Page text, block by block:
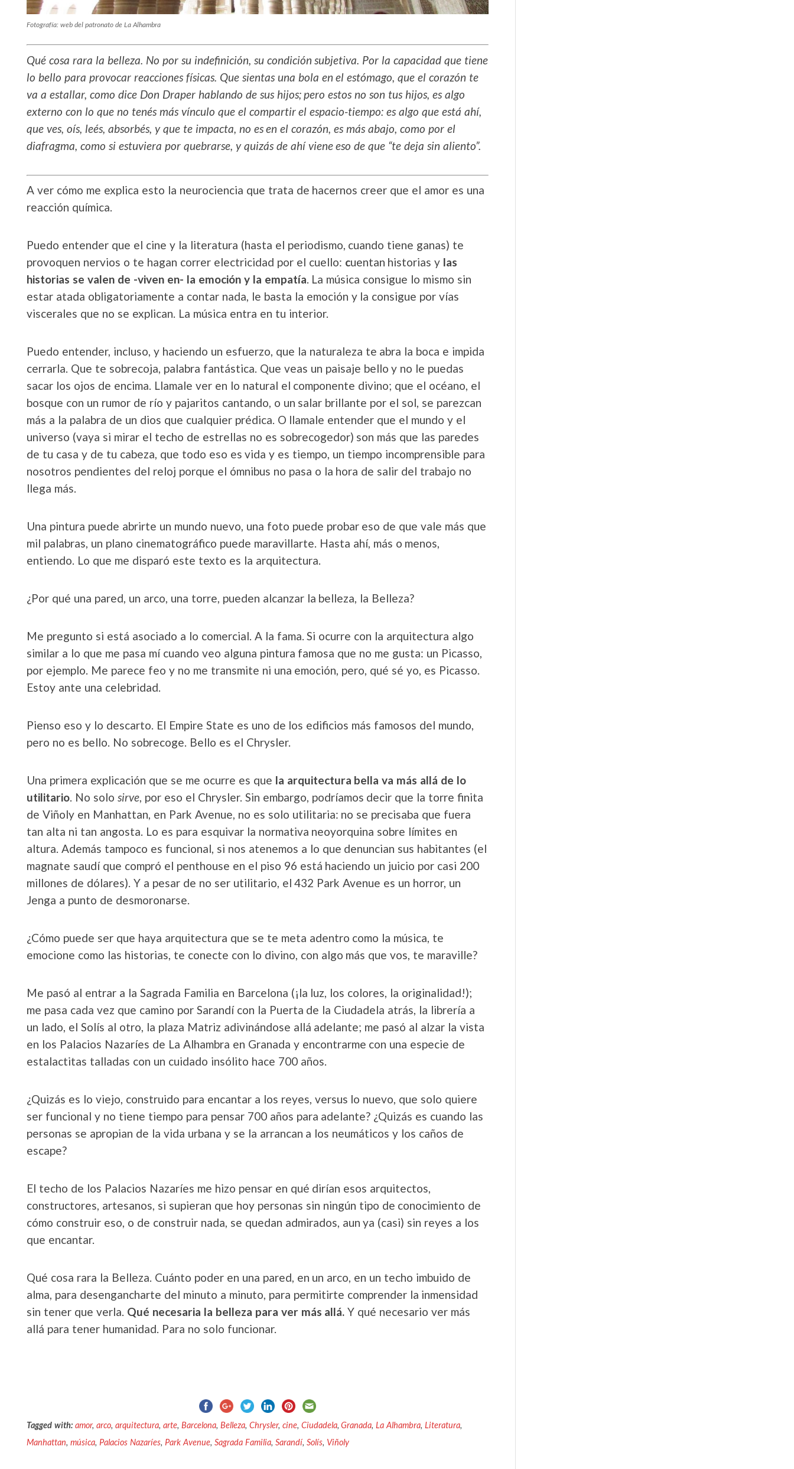
Fotografía: web del patronato de La Alhambra
Qué cosa rara la belleza. No por su indefinición, su condición subjetiva. Por la capacidad que tiene
lo bello para provocar reacciones físicas. Que sientas una bola en el estómago, que el corazón te
va a estallar, como dice Don Draper hablando de sus hijos; pero estos no son tus hijos, es algo
externo con lo que no tenés más vínculo que el compartir el espacio-tiempo: es algo que está ahí,
que ves, oís, leés, absorbés, y que te impacta, no es en el corazón, es más abajo, como por el
diafragma, como si estuviera por quebrarse, y quizás de ahí viene eso de que “te deja sin aliento”.
A ver cómo me explica esto la neurociencia que trata de hacernos creer que el amor es una
reacción química.
Puedo entender que el cine y la literatura (hasta el periodismo, cuando tiene ganas) te
provoquen nervios o te hagan correr electricidad por el cuello: cuentan historias y las
historias se valen de -viven en- la emoción y la empatía. La música consigue lo mismo sin
estar atada obligatoriamente a contar nada, le basta la emoción y la consigue por vías
viscerales que no se explican. La música entra en tu interior.
Puedo entender, incluso, y haciendo un esfuerzo, que la naturaleza te abra la boca e impida
cerrarla. Que te sobrecoja, palabra fantástica. Que veas un paisaje bello y no le puedas
sacar los ojos de encima. Llamale ver en lo natural el componente divino; que el océano, el
bosque con un rumor de río y pajaritos cantando, o un salar brillante por el sol, se parezcan
más a la palabra de un dios que cualquier prédica. O llamale entender que el mundo y el
universo (vaya si mirar el techo de estrellas no es sobrecogedor) son más que las paredes
de tu casa y de tu cabeza, que todo eso es vida y es tiempo, un tiempo incomprensible para
nosotros pendientes del reloj porque el ómnibus no pasa o la hora de salir del trabajo no
llega más.
Una pintura puede abrirte un mundo nuevo, una foto puede probar eso de que vale más que
mil palabras, un plano cinematográfico puede maravillarte. Hasta ahí, más o menos,
entiendo. Lo que me disparó este texto es la arquitectura.
¿Por qué una pared, un arco, una torre, pueden alcanzar la belleza, la Belleza?
Me pregunto si está asociado a lo comercial. A la fama. Si ocurre con la arquitectura algo
similar a lo que me pasa mí cuando veo alguna pintura famosa que no me gusta: un Picasso,
por ejemplo. Me parece feo y no me transmite ni una emoción, pero, qué sé yo, es Picasso.
Estoy ante una celebridad.
Pienso eso y lo descarto. El Empire State es uno de los edificios más famosos del mundo,
pero no es bello. No sobrecoge. Bello es el Chrysler.
Una primera explicación que se me ocurre es que la arquitectura bella va más allá de lo
utilitario. No solo sirve, por eso el Chrysler. Sin embargo, podríamos decir que la torre finita
de Viñoly en Manhattan, en Park Avenue, no es solo utilitaria: no se precisaba que fuera
tan alta ni tan angosta. Lo es para esquivar la normativa neoyorquina sobre límites en
altura. Además tampoco es funcional, si nos atenemos a lo que denuncian sus habitantes (el
magnate saudí que compró el penthouse en el piso 96 está haciendo un juicio por casi 200
millones de dólares). Y a pesar de no ser utilitario, el 432 Park Avenue es un horror, un
Jenga a punto de desmoronarse.
¿Cómo puede ser que haya arquitectura que se te meta adentro como la música, te
emocione como las historias, te conecte con lo divino, con algo más que vos, te maraville?
Me pasó al entrar a la Sagrada Familia en Barcelona (¡la luz, los colores, la originalidad!);
me pasa cada vez que camino por Sarandí con la Puerta de la Ciudadela atrás, la librería a
un lado, el Solís al otro, la plaza Matriz adivinándose allá adelante; me pasó al alzar la vista
en los Palacios Nazaríes de La Alhambra en Granada y encontrarme con una especie de
estalactitas talladas con un cuidado insólito hace 700 años.
¿Quizás es lo viejo, construido para encantar a los reyes, versus lo nuevo, que solo quiere
ser funcional y no tiene tiempo para pensar 700 años para adelante? ¿Quizás es cuando las
personas se apropian de la vida urbana y se la arrancan a los neumáticos y los caños de
escape?
El techo de los Palacios Nazaríes me hizo pensar en qué dirían esos arquitectos,
constructores, artesanos, si supieran que hoy personas sin ningún tipo de conocimiento de
cómo construir eso, o de construir nada, se quedan admirados, aun ya (casi) sin reyes a los
que encantar.
Qué cosa rara la Belleza. Cuánto poder en una pared, en un arco, en un techo imbuido de
alma, para desengancharte del minuto a minuto, para permitirte comprender la inmensidad
sin tener que verla. Qué necesaria la belleza para ver más allá. Y qué necesario ver más
allá para tener humanidad. Para no solo funcionar.
Tagged with: amor, arco, arquitectura, arte, Barcelona, Belleza, Chrysler, cine, Ciudadela,Granada,La Alhambra,Literatura,
Manhattan, música, Palacios Nazaríes, Park Avenue, Sagrada Familia, Sarandí, Solís, Viñoly